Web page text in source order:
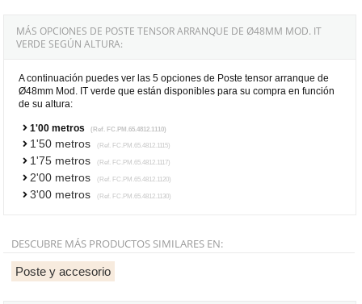
MÁS OPCIONES DE POSTE TENSOR ARRANQUE DE Ø48MM MOD. IT
VERDE SEGÚN ALTURA:
A continuación puedes ver las 5 opciones de Poste tensor arranque de
Ø48mm Mod. IT verde que están disponibles para su compra en función
de su altura:
1'00 metros (Ref. FC.PM.65.4812.1110)
1'50 metros (Ref. FC.PM.65.4812.1115)
1'75 metros (Ref. FC.PM.65.4812.1117)
2'00 metros (Ref. FC.PM.65.4812.1120)
3'00 metros (Ref. FC.PM.65.4812.1130)
DESCUBRE MÁS PRODUCTOS SIMILARES EN:
Poste y accesorio